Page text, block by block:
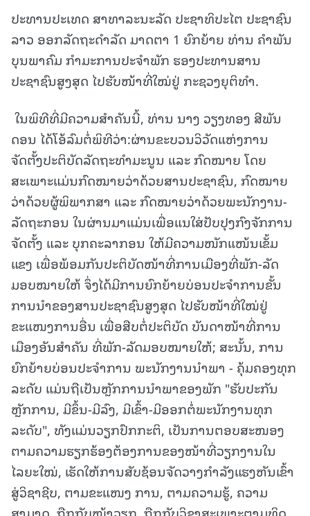
ປະທານປະເທດ ສາທາລະນະລັດ ປະຊາທິປະໄຕ ປະຊາຊົນ
ລາວ ອອກລັດຖະດຳລັດ ມາດຕາ 1 ຍົກຍ້າຍ ທ່ານ ຄຳພັນ
ບຸນພາຄົມ ກຳມະການປະຈຳພັກ ຮອງປະທານສານ
ປະຊາຊົນສູງສຸດ ໄປຮັບໜ້າທີ່ໃໝ່ຢູ່ ກະຊວງຍຸຕິທຳ.
ໃນພິທີທີ່ມີຄວາມສຳຄັນນີ້, ທ່ານ ນາງ ວຽງທອງ ສີພັນ
ດອນ ໄດ້ໂອ້ລົມຕໍ່ພິທີວ່າ:ຜ່ານຂະບວນວິວັດແຫ່ງການ
ຈັດຕັ້ງປະຕິບັດລັດຖະທໍາມະນູນ ແລະ ກົດໝາຍ ໂດຍ
ສະເພາະແມ່ນກົດໝາຍວ່າດ້ວຍສານປະຊາຊົນ, ກົດໝາຍ
ວ່າດ້ວຍຜູ້ພິພາກສາ ແລະ ກົດໝາຍວ່າດ້ວຍພະນັກງານ-
ລັດຖະກອນ ໃນຜ່ານມາແມ່ນເພື່ອແນໃສ່ປັບປຸງກົງຈັກການ
ຈັດຕັ້ງ ແລະ ບຸກຄະລາກອນ ໃຫ້ມີຄວາມໜັກແໜ້ນເຂັ້ມ
ແຂງ ເພື່ອພ້ອມກັນປະຕິບັດໜ້າທີ່ການເມືອງທີ່ພັກ-ລັດ
ມອບໝາຍໃຫ້ ຈຶ່ງໄດ້ມີການຍົກຍ້າຍບ່ອນປະຈຳການຂັ້ນ
ການນຳຂອງສານປະຊາຊົນສູງສຸດ ໄປຮັບໜ້າທີ່ໃໝ່ຢູ່
ຂະແໜງການອື່ນ ເພື່ອສືບຕໍ່ປະຕິບັດ ບັນດາໜ້າທີ່ການ
ເມືອງອັນສຳຄັນ ທີ່ພັກ-ລັດມອບໝາຍໃຫ້; ສະນັ້ນ, ການ
ຍົກຍ້າຍບ່ອນປະຈໍາການ ພະນັກງານນໍາພາ - ຄຸ້ມຄອງທຸກ
ລະດັບ ແມ່ນຖືເປັນຫຼັກການນຳພາຂອງພັກ "ຮັບປະກັນ
ຫຼັກການ, ມີຂຶ້ນ-ມີລົງ, ມີເຂົ້າ-ມີອອກຕໍ່ພະນັກງານທຸກ
ລະດັບ", ທັງແມ່ນວຽກປົກກະຕິ, ເປັນການຕອບສະໜອງ
ຕາມຄວາມຮຽກຮ້ອງຕ້ອງການຂອງໜ້າທີ່ວຽກງານໃນ
ໄລຍະໃໝ່, ເຮັດໃຫ້ການສັບຊ້ອນຈັດວາງກຳລັງແຮງຫັນເຂົ້າ
ສູ່ວິຊາຊີບ, ຕາມຂະແໜງ ການ, ຕາມຄວາມຮູ້, ຄວາມ